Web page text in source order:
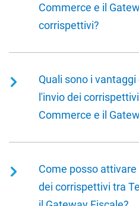
Commerce e il
corrispettivi?
Commercedi inviare
corrispettivi al
Gateway
Questo processo
gestione contabile e
Quali sono i
l'invio dei
Commerce e il
manuali, la riduzione
tempo nella registrazione
automazione di questo
Come posso
dei corrispettivi tra